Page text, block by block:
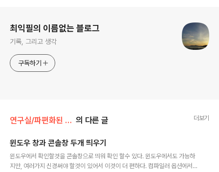
최익필의 이름없는 블로그
기록, 그리고 생각
구독하기
연구실/파편화된 기록들 의 다른 글 더보기
윈도우 창과 콘솔창 두개 띄우기
윈도우에서 확인할것을 콘솔창으로 띄워 확인 할수 있다. 윈도우에서도 가능하
지만, 여러가지 신경써야 할것이 있어서 이것이 더 편하다. 컴파일러 옵션에서